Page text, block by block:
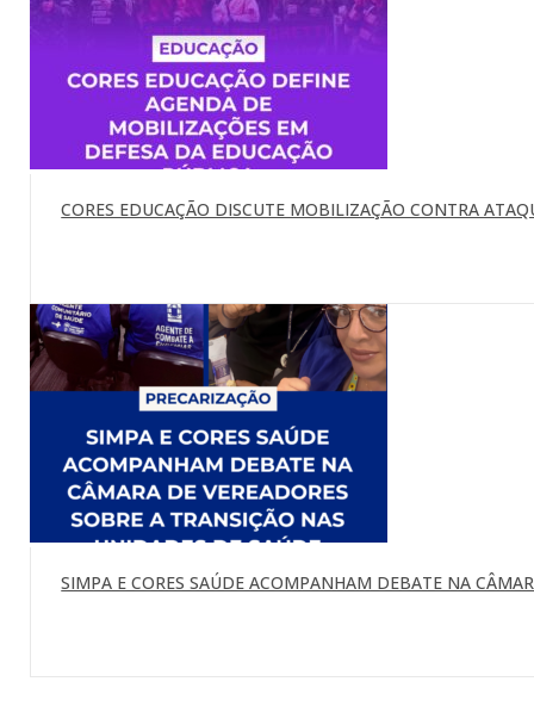
CORES EDUCAÇÃO DISCUTE MOBILIZAÇÃO CONTRA
SIMPA E CORES SAÚDE ACOMPANHAM DEBATE NA